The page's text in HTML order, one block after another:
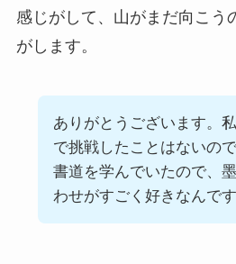
感じがして、山がまだ向こう
がします。
ありがとうございます。
で挑戦したことはないの
書道を学んでいたので、
わせがすごく好きなんです